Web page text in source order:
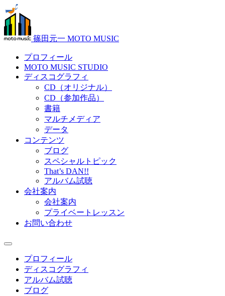
篠田元一 MOTO MUSIC
プロフィール
MOTO MUSIC STUDIO
ディスコグラフィ
CD（オリジナル）
CD（参加作品）
書籍
マルチメディア
データ
コンテンツ
ブログ
スペシャルトピック
That’s DAN!!
アルバム試聴
会社案内
会社案内
プライベートレッスン
お問い合わせ
プロフィール
ディスコグラフィ
アルバム試聴
ブログ